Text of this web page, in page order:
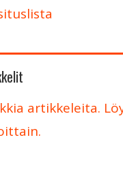
artikkeleita.